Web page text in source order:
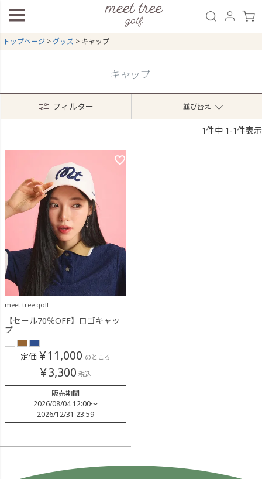
トップページ グッズ キャップ
キャップ
フィルター 並び替え
1件中 1 -1件表示
meet tree golf
【セール70％OFF】ロゴキャッ
プ
定価 ¥11,000 のところ
¥3,300 税込
販売期間
2026/08/04 12:00〜
2026/12/31 23:59